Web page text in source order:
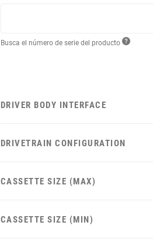
Busca el número de serie del producto
DRIVER BODY INTERFACE
DRIVETRAIN CONFIGURATION
CASSETTE SIZE (MAX)
CASSETTE SIZE (MIN)